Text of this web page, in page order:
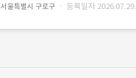
서울특별시 구로구 · 등록일자 2026.07.29.